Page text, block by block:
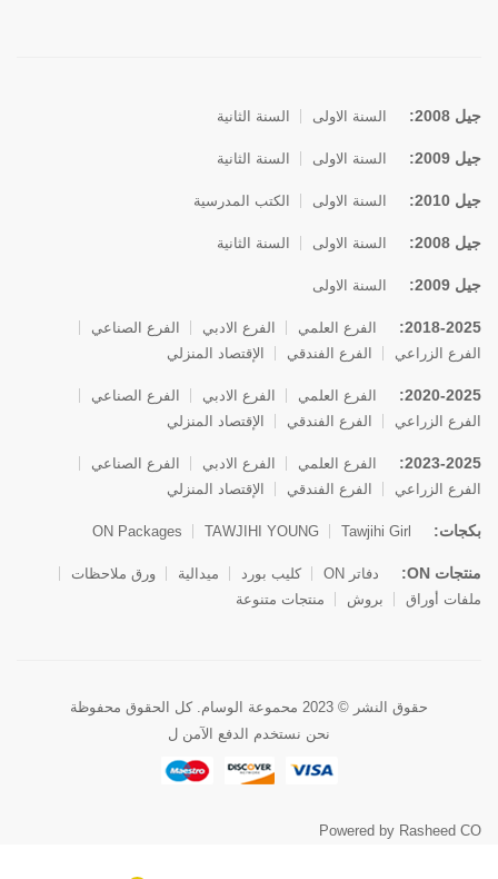
جيل 2008: السنة الاولى السنة الثانية
جيل 2009: السنة الاولى السنة الثانية
جيل 2010: السنة الاولى الكتب المدرسية
جيل 2008: السنة الاولى السنة الثانية
جيل 2009: السنة الاولى
2018-2025: الفرع العلمي الفرع الادبي
الفرع الصناعي
الفرع الزراعي
الفرع الفندقي الإقتصاد المنزلي
2020-2025: الفرع العلمي الفرع الادبي
الفرع الصناعي
الفرع الزراعي
الفرع الفندقي الإقتصاد المنزلي
2023-2025: الفرع العلمي الفرع الادبي
الفرع الصناعي
الفرع الزراعي
الفرع الفندقي الإقتصاد المنزلي
بكجات: Tawjihi Girl
TAWJIHI YOUNG
ON Packages
منتجات ON: دفاتر ON كليب بورد ميدالية
ورق ملاحظات
ملفات أوراق
بروش منتجات متنوعة
حقوق النشر © 2023 محموعة الوسام. كل الحقوق محفوظة
نحن نستخدم الدفع الآمن ل
Powered by Rasheed CO